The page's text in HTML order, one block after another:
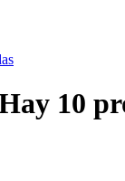
10